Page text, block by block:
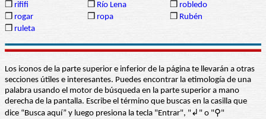
❒ rififi ❒ Río Lena ❒ robledo
❒ rogar ❒ ropa ❒ Rubén
❒ ruleta
Los iconos de la parte superior e inferior de la página te llevarán a otras
secciones útiles e interesantes. Puedes encontrar la etimología de una
palabra usando el motor de búsqueda en la parte superior a mano
derecha de la pantalla. Escribe el término que buscas en la casilla que
dice “Busca aquí” y luego presiona la tecla "Entrar", "↲" o "⚲"